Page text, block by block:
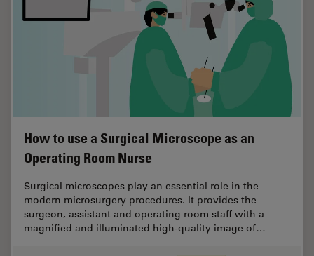
How to use a Surgical Microscope as an
Operating Room Nurse
Surgical microscopes play an essential role in the
modern microsurgery procedures. It provides the
surgeon, assistant and operating room staff with a
magnified and illuminated high-quality image of…